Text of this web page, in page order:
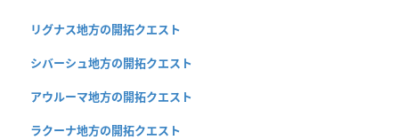
リグナス地方の開拓クエスト
シバーシュ地方の開拓クエスト
アウルーマ地方の開拓クエスト
ラクーナ地方の開拓クエスト